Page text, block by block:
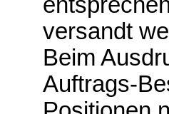
versandt
Beim
Auftrags-